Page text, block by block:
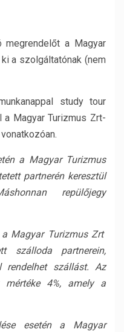
megrendelőt a Magyar
a szolgáltatónak (nem
study tour
Magyar Turizmus Zrt-
a Magyar Turizmus
partnerén keresztül
repülőjegy
a Magyar Turizmus Zrt
szálloda partnerein,
rendelhet szállást. Az
mértéke 4%, amely a
esetén a Magyar